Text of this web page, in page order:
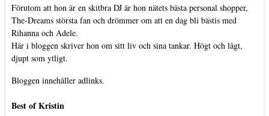
Förutom att hon är en skitbra DJ är hon nätets bästa personal shopper,
The-Dreams största fan och drömmer om att en dag bli bästis med
Rihanna och Adele.
Här i bloggen skriver hon om sitt liv och sina tankar. Högt och lågt,
djupt som ytligt.
Bloggen innehåller adlinks.
Best of Kristin